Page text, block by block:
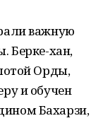
важную
Берке-хан,
Орды,
и обучен
Бахарзи,